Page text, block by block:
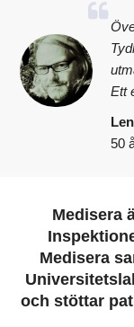
Ett
50
Medisera
Medisera
och stöttar